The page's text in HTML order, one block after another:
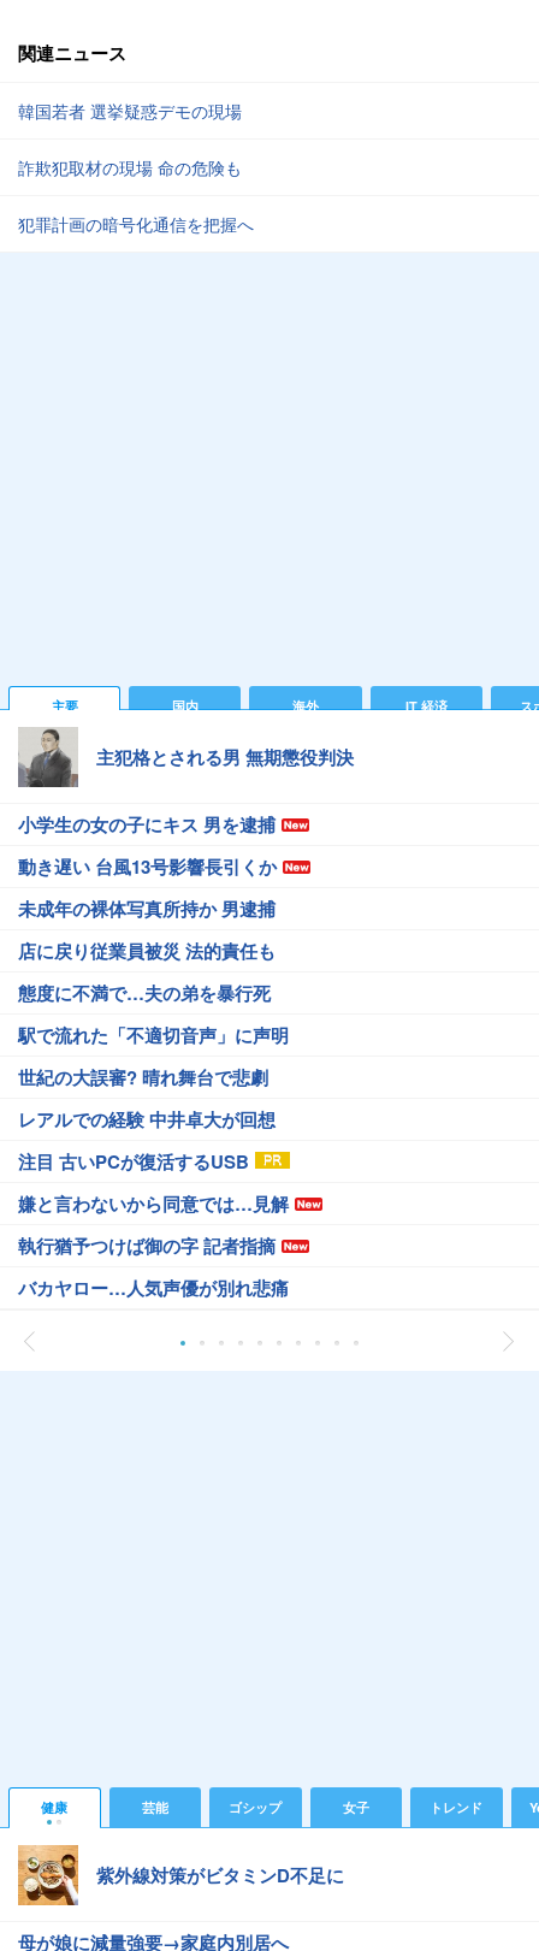
関連ニュース
韓国若者 選挙疑惑デモの現場
詐欺犯取材の現場 命の危険も
犯罪計画の暗号化通信を把握へ
主要 国内 海外 IT 経済 ス
主犯格とされる男 無期懲役判決
小学生の女の子にキス 男を逮捕
動き遅い 台風13号影響長引くか
未成年の裸体写真所持か 男逮捕
店に戻り従業員被災 法的責任も
態度に不満で…夫の弟を暴行死
駅で流れた「不適切音声」に声明
世紀の大誤審? 晴れ舞台で悲劇
レアルでの経験 中井卓大が回想
注目 古いPCが復活するUSB
嫌と言わないから同意では…見解
執行猶予つけば御の字 記者指摘
バカヤロー…人気声優が別れ悲痛
健康 芸能 ゴシップ 女子 トレンド
紫外線対策がビタミンD不足に
母が娘に減量強要→家庭内別居へ